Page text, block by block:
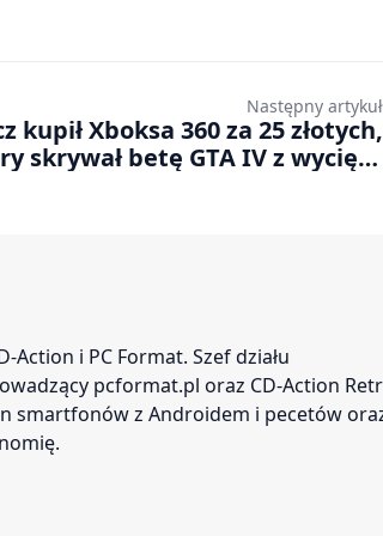
Następny artykuł
kupił Xboksa 360 za 25 złotych,
skrywał betę GTA IV z wyciętą
i PC Format. Szef działu
pcformat.pl oraz CD-Action
smartfonów z Androidem i pecetów